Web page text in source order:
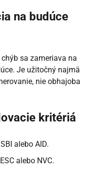
na budúce
sa zameriava na
Je užitočný najmä
nie obhajoba
kritériá
SBI alebo AID.
alebo NVC.